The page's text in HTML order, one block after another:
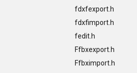
fdxfexport.h
fdxfimport.h
fedit.h
Ffbxexport.h
Ffbximport.h